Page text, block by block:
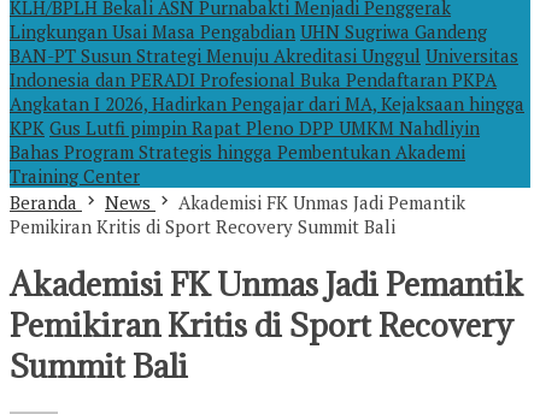
KLH/BPLH Bekali ASN Purnabakti Menjadi Penggerak
Lingkungan Usai Masa Pengabdian UHN Sugriwa Gandeng
BAN-PT Susun Strategi Menuju Akreditasi Unggul Universitas
Indonesia dan PERADI Profesional Buka Pendaftaran PKPA
Angkatan I 2026, Hadirkan Pengajar dari MA, Kejaksaan hingga
KPK Gus Lutfi pimpin Rapat Pleno DPP UMKM Nahdliyin
Bahas Program Strategis hingga Pembentukan Akademi
Training Center
Beranda
News
Akademisi FK Unmas Jadi Pemantik
Pemikiran Kritis di Sport Recovery Summit Bali
Akademisi FK Unmas Jadi Pemantik
Pemikiran Kritis di Sport Recovery
Summit Bali